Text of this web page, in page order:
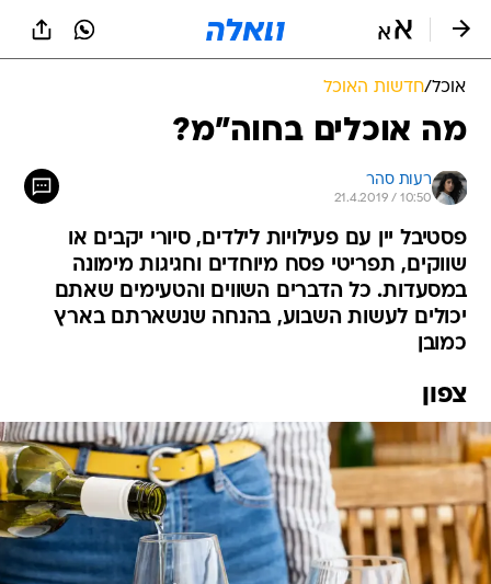
אוכל/חדשות האוכל
מה אוכלים בחוה"מ?
רעות סהר
21.4.2019 / 10:50
פסטיבל יין עם פעילויות לילדים, סיורי יקבים או
שווקים, תפריטי פסח מיוחדים וחגיגות מימונה
במסעדות. כל הדברים השווים והטעימים שאתם
יכולים לעשות השבוע, בהנחה שנשארתם בארץ
כמובן
צפון